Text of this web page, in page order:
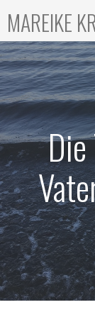
Inhalt
springen
MAREIKE